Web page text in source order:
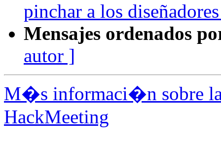
pinchar a los
Mensajes ordenados
autor ]
M�s informaci�n sobre
HackMeeting